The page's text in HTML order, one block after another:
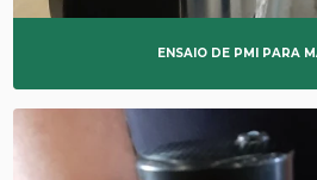
ENSAIO DE PMI PARA